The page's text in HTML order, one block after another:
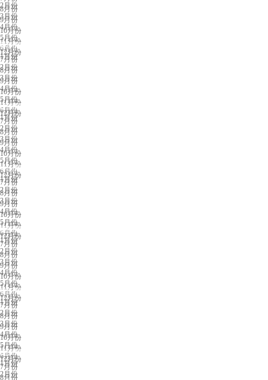
8月份
9月份
10月份
11月份
12月份
2月份
3月份
4月份
5月份
6月份
7月份
8月份
9月份
10月份
11月份
12月份
苏州展会排期
1月份
2月份
3月份
4月份
5月份
6月份
7月份
8月份
9月份
10月份
11月份
12月份
济南展会排期
1月份
2月份
3月份
4月份
5月份
6月份
7月份
8月份
9月份
10月份
11月份
12月份
中山展会排期
1月份
2月份
3月份
4月份
5月份
6月份
7月份
8月份
9月份
10月份
11月份
12月份
重庆展会排期
1月份
2月份
3月份
4月份
5月份
6月份
7月份
8月份
9月份
10月份
11月份
12月份
贵阳展会排期
1月份
2月份
3月份
4月份
5月份
6月份
7月份
8月份
南京展会排期
1月份
2月份